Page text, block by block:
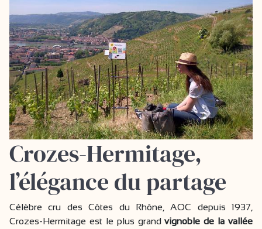
Crozes-Hermitage,
l’élégance du partage
Célèbre cru des Côtes du Rhône, AOC depuis 1937,
Crozes-Hermitage est le plus grandvignoble de la vallée